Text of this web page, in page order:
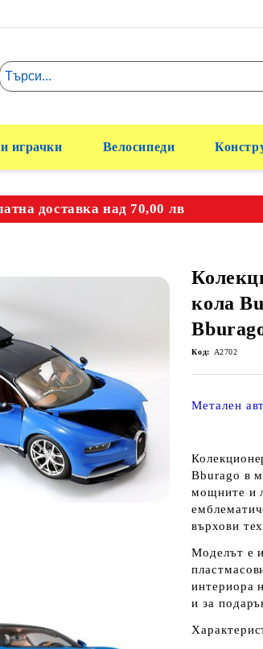
играчки Велосипеди
доставка над 70,00 лв
кола
Код: A2702
Метален
Bburago в
мощните и
върхови
Моделът е
интериора
и за